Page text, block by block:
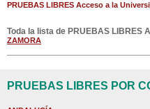
PRUEBAS LIBRES Acceso a la
Toda la lista de PRUEBAS LIBRES
ZAMORA
PRUEBAS LIBRES POR